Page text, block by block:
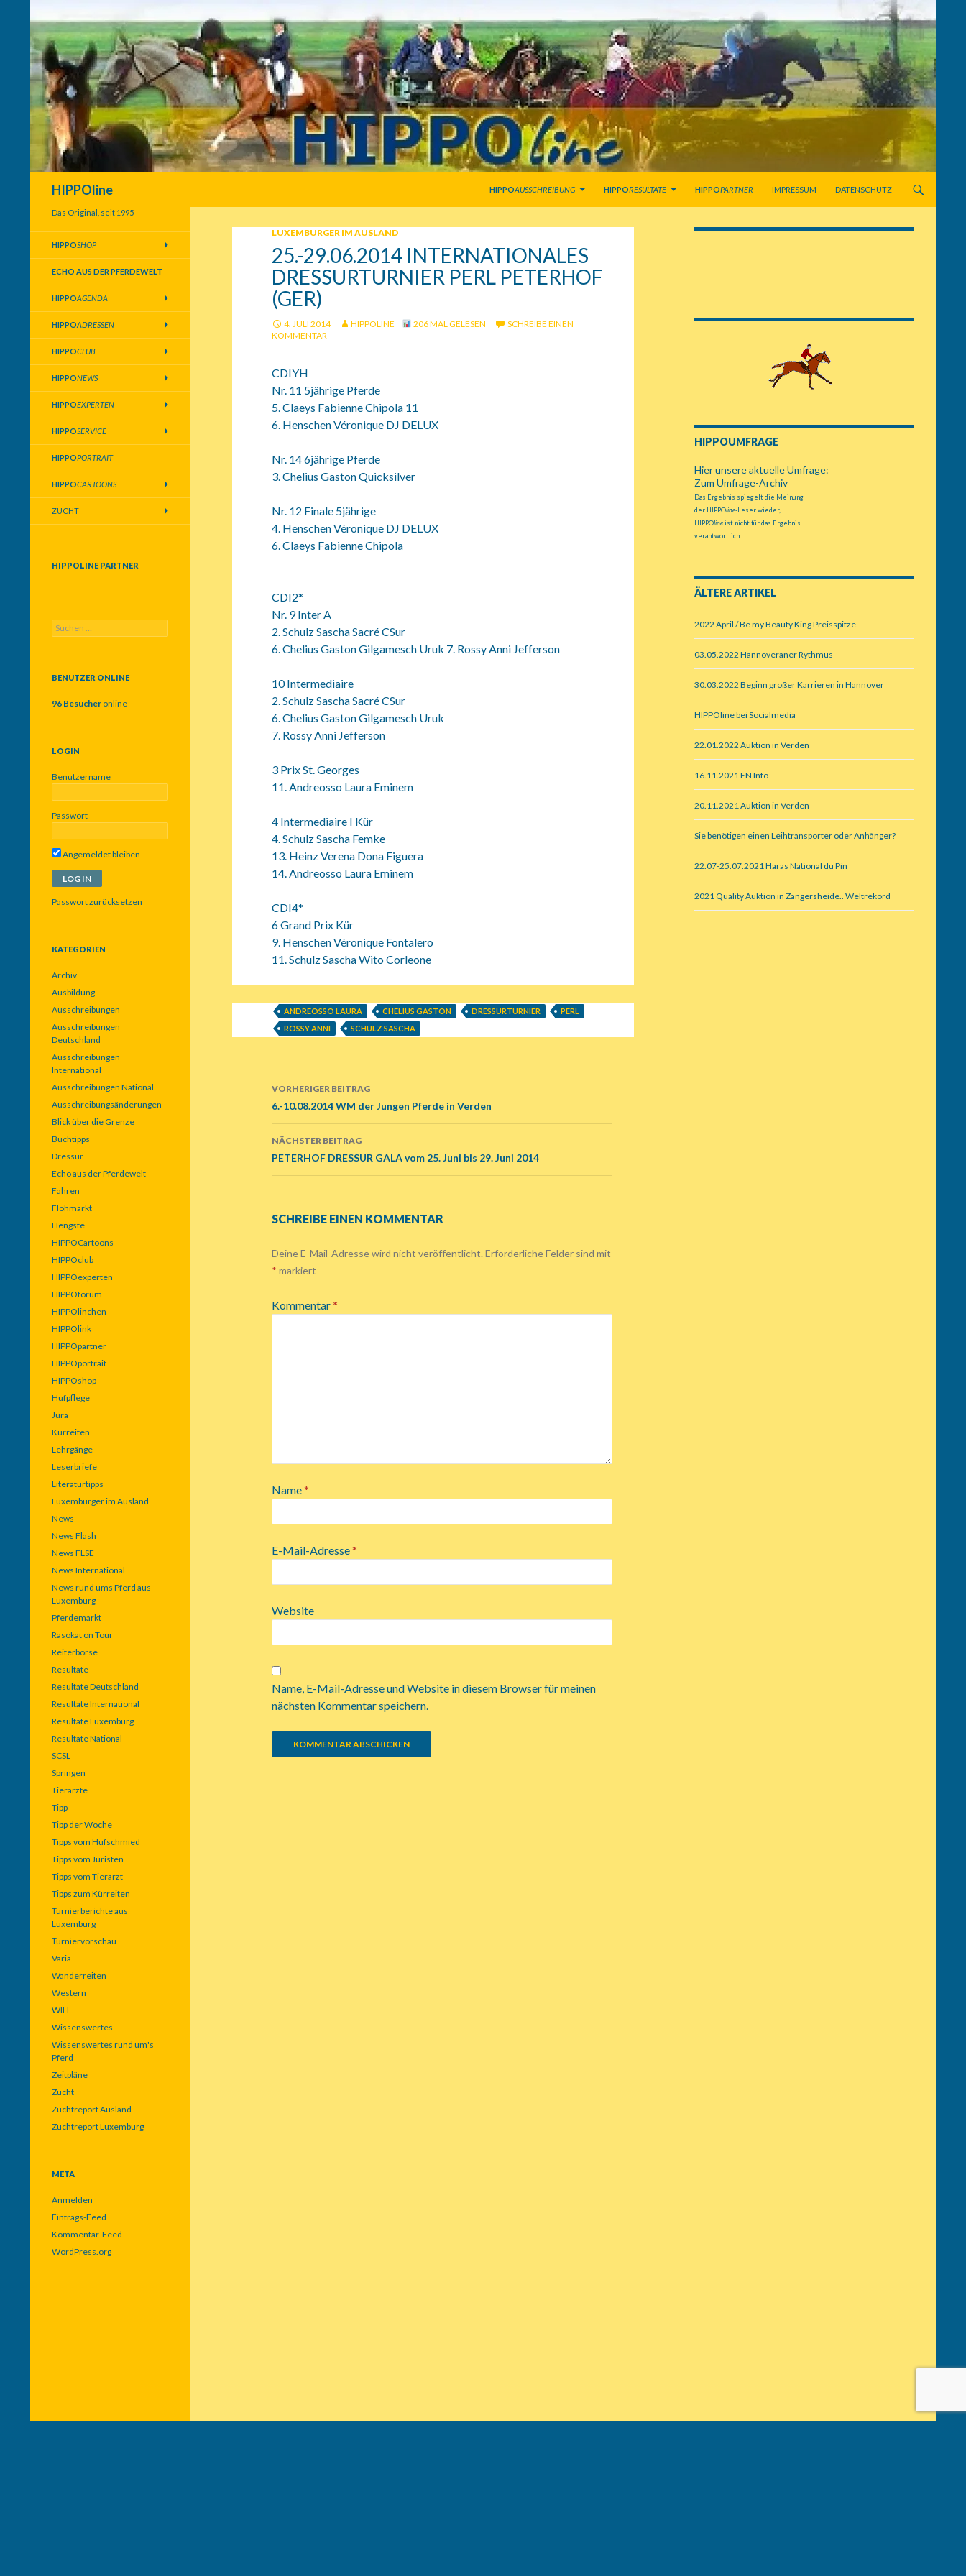
HIPPOline
HIPPOAUSSCHREIBUNG HIPPORESULTATE HIPPOPARTNER IMPRESSUM DATENSCHUTZ
LUXEMBURGER IM AUSLAND
25.-29.06.2014 INTERNATIONALES
DRESSURTURNIER PERL PETERHOF
(GER)
4. JULI 2014 HIPPOLINE 206 MAL GELESEN
SCHREIBE EINEN
KOMMENTAR
CDIYH
Nr. 11 5jährige Pferde
5. Claeys Fabienne Chipola 11
6. Henschen Véronique DJ DELUX
Nr. 14 6jährige Pferde
3. Chelius Gaston Quicksilver
Nr. 12 Finale 5jährige
4. Henschen Véronique DJ DELUX
6. Claeys Fabienne Chipola
CDI2*
Nr. 9 Inter A
2. Schulz Sascha Sacré CSur
6. Chelius Gaston Gilgamesch Uruk 7. Rossy Anni Jefferson
10 Intermediaire
2. Schulz Sascha Sacré CSur
6. Chelius Gaston Gilgamesch Uruk
7. Rossy Anni Jefferson
3 Prix St. Georges
11. Andreosso Laura Eminem
4 Intermediaire I Kür
4. Schulz Sascha Femke
13. Heinz Verena Dona Figuera
14. Andreosso Laura Eminem
CDI4*
6 Grand Prix Kür
9. Henschen Véronique Fontalero
11. Schulz Sascha Wito Corleone
ANDREOSSO LAURA CHELIUS GASTON DRESSURTURNIER
PERL
ROSSY ANNI
SCHULZ SASCHA
Beitrags-
Navigation
VORHERIGER BEITRAG
6.-10.08.2014 WM der Jungen Pferde in Verden
NÄCHSTER BEITRAG
PETERHOF DRESSUR GALA vom 25. Juni bis 29. Juni 2014
SCHREIBE EINEN KOMMENTAR
Deine E-Mail-Adresse wird nicht veröffentlicht. Erforderliche Felder sind mit
* markiert
Kommentar*
Name*
E-Mail-Adresse*
Website
Name, E-Mail-Adresse und Website in diesem Browser für meinen
nächsten Kommentar speichern.
HIPPOUMFRAGE
Hier unsere aktuelle Umfrage:
Zum Umfrage-Archiv
Das Ergebnis spiegelt die Meinung
der HIPPOline-Leser wieder,
HIPPOlineist nicht für das Ergebnis
verantwortlich.
ÄLTERE ARTIKEL
2022 April / Be my Beauty King Preisspitze.
03.05.2022 Hannoveraner Rythmus
30.03.2022 Beginn großer Karrieren in Hannover
HIPPOline bei Socialmedia
22.01.2022 Auktion in Verden
16.11.2021 FN Info
20.11.2021 Auktion in Verden
Sie benötigen einen Leihtransporter oder Anhänger?
22.07-25.07.2021 Haras National du Pin
2021 Quality Auktion in Zangersheide.. Weltrekord
Das Original, seit 1995
HIPPOSHOP
ECHO AUS DER PFERDEWELT
HIPPOAGENDA
HIPPOADRESSEN
HIPPOCLUB
HIPPONEWS
HIPPOEXPERTEN
HIPPOSERVICE
HIPPOPORTRAIT
HIPPOCARTOONS
ZUCHT
HIPPOLINE PARTNER
u
e
n
:
BENUTZER ONLINE
96 Besucher online
LOGIN
Benutzername
Passwort
Angemeldet bleiben
Passwort zurücksetzen
KATEGORIEN
Archiv
Ausbildung
Ausschreibungen
Ausschreibungen
Deutschland
Ausschreibungen
International
Ausschreibungen National
Ausschreibungsänderungen
Blick über die Grenze
Buchtipps
Dressur
Echo aus der Pferdewelt
Fahren
Flohmarkt
Hengste
HIPPOCartoons
HIPPOclub
HIPPOexperten
HIPPOforum
HIPPOlinchen
HIPPOlink
HIPPOpartner
HIPPOportrait
HIPPOshop
Hufpflege
Jura
Kürreiten
Lehrgänge
Leserbriefe
Literaturtipps
Luxemburger im Ausland
News
News Flash
News FLSE
News International
News rund ums Pferd aus
Luxemburg
Pferdemarkt
Rasokat on Tour
Reiterbörse
Resultate
Resultate Deutschland
Resultate International
Resultate Luxemburg
Resultate National
SCSL
Springen
Tierärzte
Tipp
Tipp der Woche
Tipps vom Hufschmied
Tipps vom Juristen
Tipps vom Tierarzt
Tipps zum Kürreiten
Turnierberichte aus
Luxemburg
Turniervorschau
Varia
Wanderreiten
Western
WILL
Wissenswertes
Wissenswertes rund um's
Pferd
Zeitpläne
Zucht
Zuchtreport Ausland
Zuchtreport Luxemburg
META
Anmelden
Eintrags-Feed
Kommentar-Feed
WordPress.org